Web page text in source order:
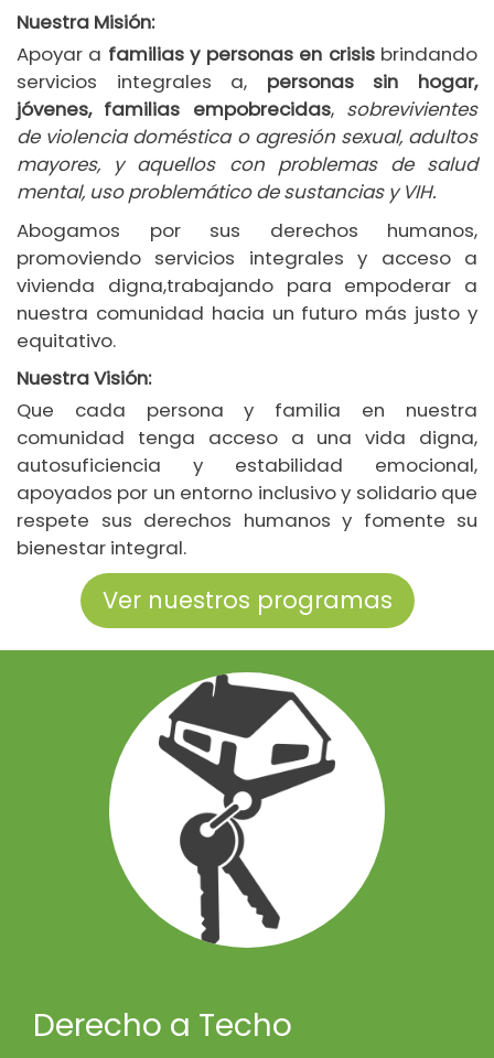
Nuestra Misión:
Apoyar a familias y personas en crisisbrindando
servicios integrales a, personas sin hogar,
jóvenes, familias empobrecidas, sobrevivientes
de violencia doméstica o agresión sexual, adultos
mayores, y aquellos con problemas de salud
mental, uso problemático de sustancias y VIH.
Abogamos por sus derechos humanos,
promoviendo servicios integrales y acceso a
vivienda digna,trabajando para empoderar a
nuestra comunidad hacia un futuro más justo y
equitativo.
Nuestra Visión:
Que cada persona y familia en nuestra
comunidad tenga acceso a una vida digna,
autosuficiencia y estabilidad emocional,
apoyados por un entorno inclusivo y solidario que
respete sus derechos humanos y fomente su
bienestar integral.
Ver nuestros programas
Derecho a Techo